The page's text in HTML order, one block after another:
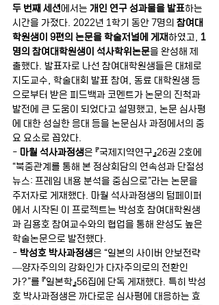
두 번째 세션에서는 개인 연구 성과물을 발표하는
시간을 가졌다. 2022년 1학기 동안 7명의 참여대
학원생이 9편의 논문을 학술저널에 게재하였고, 1
명의 참여대학원생이 석사학위논문을 완성해 제
출했다. 발표자로 나선 참여대학원생들은 대체로
지도교수, 학술대회 발표 참여, 동료 대학원생 등
으로부터 받은 피드백과 코멘트가 논문의 진척과
발전에 큰 도움이 되었다고 설명했고, 논문 심사평
에 대한 성실한 응대 등을 논문심사 과정에서의 중
요 요소로 꼽았다.
- 마월 석사과정생은 『국제지역연구』26권 2호에
“북중관계를 통해 본 정상회담의 연속성과 단절성
뉴스: 프레임 내용 분석을 중심으로”라는 논문을
주저자로 게재했다. 마월 석사과정생의 텀페이퍼
에서 시작된 이 프로젝트는 박성호 참여대학원생
과 김용호 참여교수와의 협업을 통해 완성도 높은
학술논문으로 발전했다.
- 박성호 박사과정생은 “일본의 사이버 안보전략
―양자주의의 강화인가 다자주의로의 전환인
가?”를 『일본학』56집에 단독 게재했다. 특히 박성
호 박사과정생은 까다로운 심사평에 대응하는 효